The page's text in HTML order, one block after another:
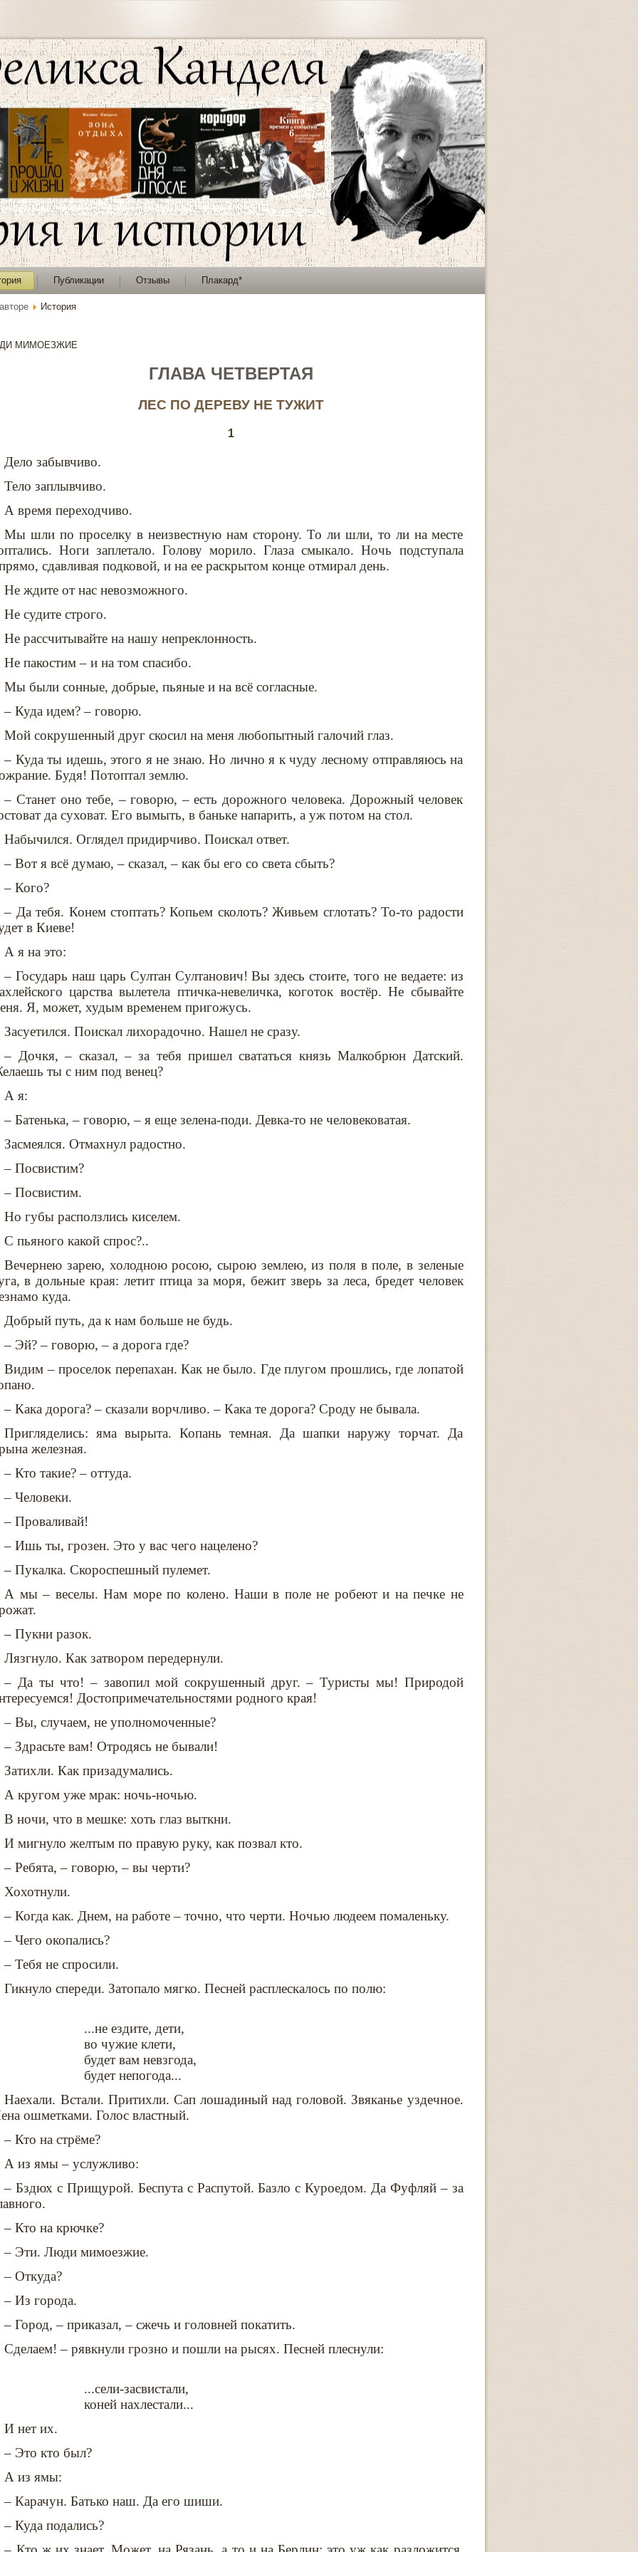
Публикации Отзывы Плакард*
История
МИМОЕЗЖИЕ
ГЛАВА ЧЕТВЕРТАЯ
ЛЕС ПО ДЕРЕВУ НЕ ТУЖИТ
1
Дело забывчиво.
Тело заплывчиво.
А время переходчиво.
Мы шли по проселку в неизвестную нам сторону. То ли шли, то ли на месте
Ноги заплетало. Голову морило. Глаза смыкало. Ночь подступала
сдавливая подковой, и на ее раскрытом конце отмирал день.
Не ждите от нас невозможного.
Не судите строго.
Не рассчитывайте на нашу непреклонность.
Не пакостим – и на том спасибо.
Мы были сонные, добрые, пьяные и на всё согласные.
– Куда идем? – говорю.
Мой сокрушенный друг скосил на меня любопытный галочий глаз.
– Куда ты идешь, этого я не знаю. Но лично я к чуду лесному отправляюсь на
Будя! Потоптал землю.
– Станет оно тебе, – говорю, – есть дорожного человека. Дорожный человек
да суховат. Его вымыть, в баньке напарить, а уж потом на стол.
Набычился. Оглядел придирчиво. Поискал ответ.
– Вот я всё думаю, – сказал, – как бы его со света сбыть?
– Кого?
– Да тебя. Конем стоптать? Копьем сколоть? Живьем сглотать? То-то радости
в Киеве!
А я на это:
– Государь наш царь Султан Султанович! Вы здесь стоите, того не ведаете: из
царства вылетела птичка-невеличка, коготок востёр. Не сбывайте
Я, может, худым временем пригожусь.
Засуетился. Поискал лихорадочно. Нашел не сразу.
– Дочкя, – сказал, – за тебя пришел свататься князь Малкобрюн Датский.
ты с ним под венец?
А я:
– Батенька, – говорю, – я еще зелена-поди. Девка-то не человековатая.
Засмеялся. Отмахнул радостно.
– Посвистим?
– Посвистим.
Но губы расползлись киселем.
С пьяного какой спрос?..
Вечернею зарею, холодною росою, сырою землею, из поля в поле, в зеленые
в дольные края: летит птица за моря, бежит зверь за леса, бредет человек
куда.
Добрый путь, да к нам больше не будь.
– Эй? – говорю, – а дорога где?
Видим – проселок перепахан. Как не было. Где плугом прошлись, где лопатой
– Кака дорога? – сказали ворчливо. – Кака те дорога? Сроду не бывала.
Пригляделись: яма вырыта. Копань темная. Да шапки наружу торчат. Да
железная.
– Кто такие? – оттуда.
– Человеки.
– Проваливай!
– Ишь ты, грозен. Это у вас чего нацелено?
– Пукалка. Скороспешный пулемет.
А мы – веселы. Нам море по колено. Наши в поле не робеют и на печке не
– Пукни разок.
Лязгнуло. Как затвором передернули.
– Да ты что! – завопил мой сокрушенный друг. – Туристы мы! Природой
Достопримечательностями родного края!
– Вы, случаем, не уполномоченные?
– Здрасьте вам! Отродясь не бывали!
Затихли. Как призадумались.
А кругом уже мрак: ночь-ночью.
В ночи, что в мешке: хоть глаз выткни.
И мигнуло желтым по правую руку, как позвал кто.
– Ребята, – говорю, – вы черти?
Хохотнули.
– Когда как. Днем, на работе – точно, что черти. Ночью людеем помаленьку.
– Чего окопались?
– Тебя не спросили.
Гикнуло спереди. Затопало мягко. Песней расплескалось по полю:
...не ездите, дети,
во чужие клети,
будет вам невзгода,
будет непогода...
Наехали. Встали. Притихли. Сап лошадиный над головой. Звяканье уздечное.
ошметками. Голос властный.
– Кто на стрёме?
А из ямы – услужливо:
– Бздюх с Прищурой. Беспута с Распутой. Базло с Куроедом. Да Фуфляй – за
– Кто на крючке?
– Эти. Люди мимоезжие.
– Откуда?
– Из города.
– Город, – приказал, – сжечь и головней покатить.
Сделаем! – рявкнули грозно и пошли на рысях. Песней плеснули:
...сели-засвистали,
коней нахлестали...
И нет их.
– Это кто был?
А из ямы:
– Карачун. Батько наш. Да его шиши.
– Куда подались?